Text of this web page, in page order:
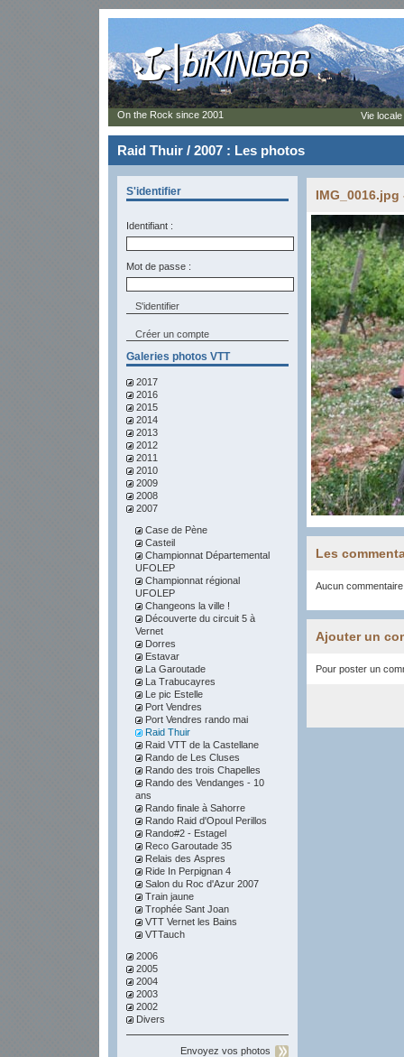
Raid Thuir / 2007 : Les photos
S'identifier
Identifiant :
Mot de passe :
Créer un compte
Galeries photos VTT
2017
2016
2015
2014
2013
2012
2011
2010
2009
2008
2007
Case de Pène
Casteil
Championnat Départemental
UFOLEP
Championnat régional
UFOLEP
Changeons la ville !
Découverte du circuit 5 à
Vernet
Dorres
Estavar
La Garoutade
La Trabucayres
Le pic Estelle
Port Vendres
Port Vendres rando mai
Raid Thuir
Raid VTT de la Castellane
Rando de Les Cluses
Rando des trois Chapelles
Rando des Vendanges - 10
ans
Rando finale à Sahorre
Rando Raid d'Opoul Perillos
Rando#2 - Estagel
Reco Garoutade 35
Relais des Aspres
Ride In Perpignan 4
Salon du Roc d'Azur 2007
Train jaune
Trophée Sant Joan
VTT Vernet les Bains
VTTauch
2006
2005
2004
2003
2002
Divers
Envoyez vos photos
IMG_0016.jpg
Les
Aucun
Ajouter un
Pour poster un
On the Rock since 2001 Vie